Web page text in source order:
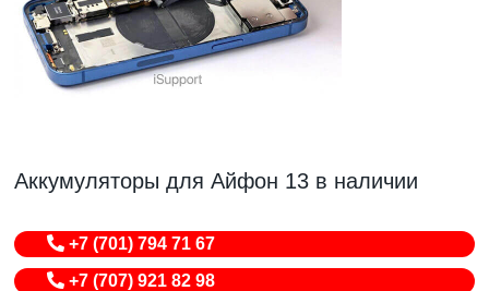
Аккумуляторы для Айфон 13 в наличии
+7 (701) 794 71 67
+7 (707) 921 82 98